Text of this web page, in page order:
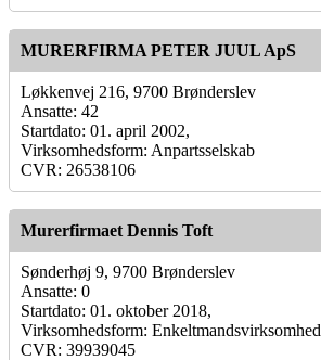
MURERFIRMA PETER JUUL ApS
Løkkenvej 216, 9700 Brønderslev
Ansatte: 42
Startdato: 01. april 2002,
Virksomhedsform: Anpartsselskab
CVR: 26538106
Murerfirmaet Dennis Toft
Sønderhøj 9, 9700 Brønderslev
Ansatte: 0
Startdato: 01. oktober 2018,
Virksomhedsform: Enkeltmandsvirksomhed
CVR: 39939045